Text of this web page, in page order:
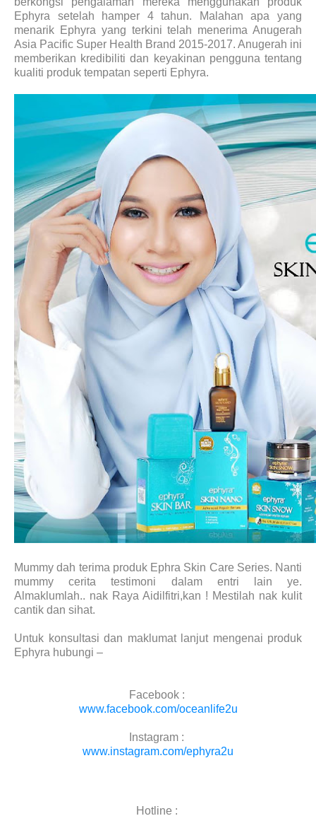
Ephyra setelah hamper 4 tahun. Malahan apa yang
menarik Ephyra yang terkini telah menerima Anugerah
Asia Pacific Super Health Brand 2015-2017. Anugerah ini
memberikan kredibiliti dan keyakinan pengguna tentang
kualiti produk tempatan seperti Ephyra.
Mummy dah terima produk Ephra Skin Care Series. Nanti
mummy cerita testimoni dalam entri lain ye.
Almaklumlah.. nak Raya Aidilfitri,kan ! Mestilah nak kulit
cantik dan sihat.
Untuk konsultasi dan maklumat lanjut mengenai produk
Ephyra hubungi –
Facebook :
www.facebook.com/oceanlife2u
Instagram :
www.instagram.com/ephyra2u
Hotline :